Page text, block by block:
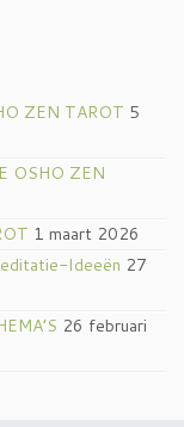
ZEN TAROT 5
OSHO ZEN
1 maart 2026
Ideeën 27
26 februari